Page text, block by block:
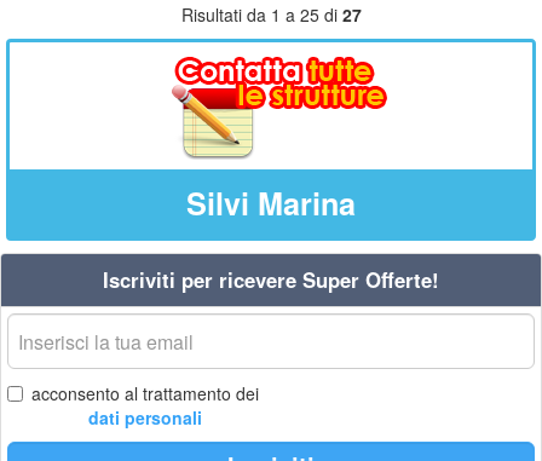
Risultati da 1 a 25 di 27
Silvi Marina
Iscriviti per ricevere Super Offerte!
La
tua
email
acconsento al trattamento dei
dati personali